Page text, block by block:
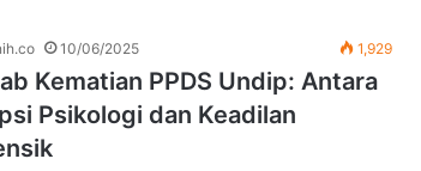
10/06/2025 1,929
Kematian PPDS Undip: Antara
Psikologi dan Keadilan